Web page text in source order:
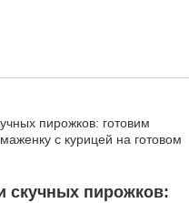
скучных пирожков: